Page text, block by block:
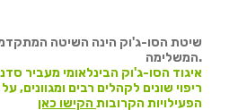
שיטת הסו-ג'וק הינה השיטה
המשלימה.
איגוד הסו-ג'וק הבינלאומי מעביר
ריפוי שונים לקהלים רבים ומגוונים,
הפעילויות הקרובותהקישו כאן